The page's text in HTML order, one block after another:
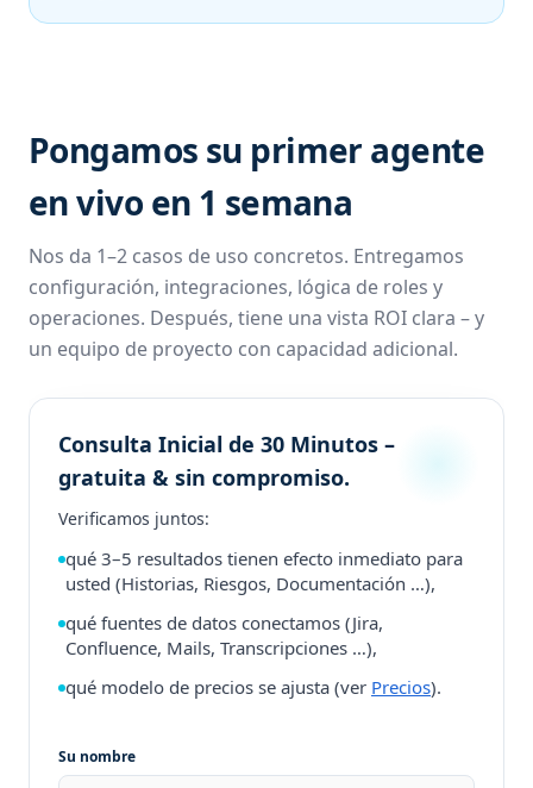
Pongamos su primer agente
en vivo en 1 semana
Nos da 1–2 casos de uso concretos. Entregamos
configuración, integraciones, lógica de roles y
operaciones. Después, tiene una vista ROI clara – y
un equipo de proyecto con capacidad adicional.
Consulta Inicial de 30 Minutos –
gratuita & sin compromiso.
Verificamos juntos:
qué 3–5 resultados tienen efecto inmediato para
usted (Historias, Riesgos, Documentación …),
qué fuentes de datos conectamos (Jira,
Confluence, Mails, Transcripciones …),
qué modelo de precios se ajusta (ver Precios).
Su nombre